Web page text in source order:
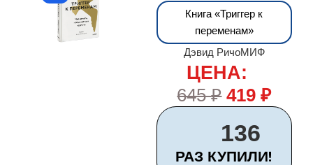
Книга «Триггер к
переменам»
Дэвид РичоМИФ
ЦЕНА:
645₽ 419₽
136
РАЗ КУПИЛИ!